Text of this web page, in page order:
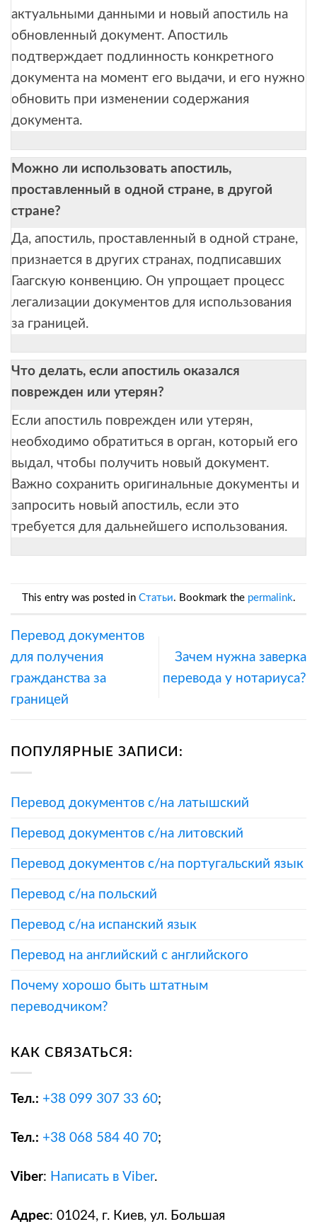
актуальными данными и новый апостиль на
обновленный документ. Апостиль
подтверждает подлинность конкретного
документа на момент его выдачи, и его нужно
обновить при изменении содержания
документа.
Можно ли использовать апостиль,
проставленный в одной стране, в другой
стране?
Да, апостиль, проставленный в одной стране,
признается в других странах, подписавших
Гаагскую конвенцию. Он упрощает процесс
легализации документов для использования
за границей.
Что делать, если апостиль оказался
поврежден или утерян?
Если апостиль поврежден или утерян,
необходимо обратиться в орган, который его
выдал, чтобы получить новый документ.
Важно сохранить оригинальные документы и
запросить новый апостиль, если это
требуется для дальнейшего использования.
This entry was posted in Статьи. Bookmark the permalink.
Перевод документов
для получения
гражданства за
границей
Зачем нужна заверка
перевода у нотариуса?
ПОПУЛЯРНЫЕ ЗАПИСИ:
Перевод документов с/на латышский
Перевод документов с/на литовский
Перевод документов с/на португальский язык
Перевод с/на польский
Перевод с/на испанский язык
Перевод на английский с английского
Почему хорошо быть штатным
переводчиком?
КАК СВЯЗАТЬСЯ:
Тел.: +38 099 307 33 60;
Тел.: +38 068 584 40 70;
Viber: Написать в Viber.
Адрес: 01024, г. Киев, ул. Большая